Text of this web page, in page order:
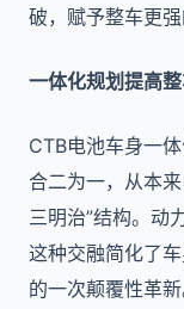
破，赋予整车更强
一体化规划提高
CTB电池车身一
合二为一，从本
三明治”结构。动
这种交融简化了
的一次颠覆性革新